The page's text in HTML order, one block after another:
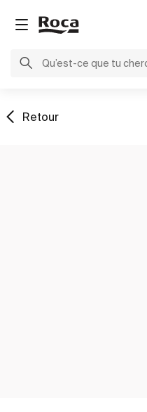
Retour